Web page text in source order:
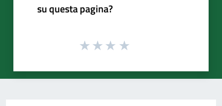
su questa pagina?